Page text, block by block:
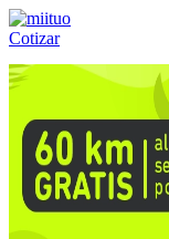
Cotizar
Llámanos al:(55) 84-